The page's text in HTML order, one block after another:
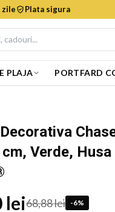
zile Plata sigura
PLAJA PORTFARD
Verde,
lei68,88 lei -6%